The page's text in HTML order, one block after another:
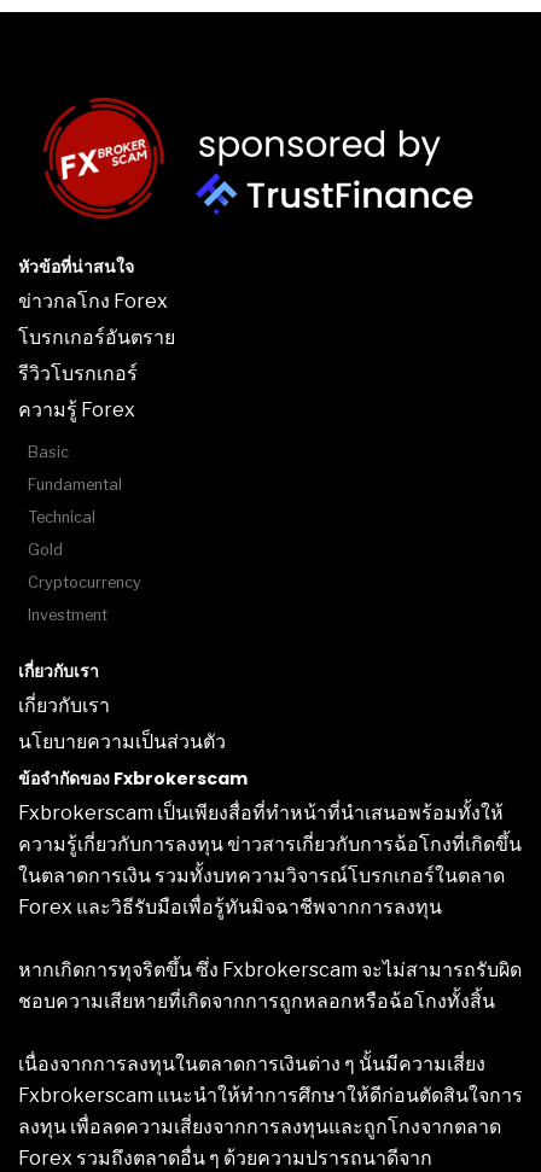
หัวข้อที่น่าสนใจ
ข่าวกลโกง Forex
โบรกเกอร์อันตราย
รีวิวโบรกเกอร์
ความรู้ Forex
Basic
Fundamental
Technical
Gold
Cryptocurrency
Investment
เกี่ยวกับเรา
เกี่ยวกับเรา
นโยบายความเป็นส่วนตัว
ข้อจำกัดของ Fxbrokerscam
Fxbrokerscam เป็นเพียงสื่อที่ทำหน้าที่นำเสนอพร้อมทั้งให้
ความรู้เกี่ยวกับการลงทุน ข่าวสารเกี่ยวกับการฉ้อโกงที่เกิดขึ้น
ในตลาดการเงิน รวมทั้งบทความวิจารณ์โบรกเกอร์ในตลาด
Forex และวิธีรับมือเพื่อรู้ทันมิจฉาชีพจากการลงทุน
หากเกิดการทุจริตขึ้น ซึ่ง Fxbrokerscam จะไม่สามารถรับผิด
ชอบความเสียหายที่เกิดจากการถูกหลอกหรือฉ้อโกงทั้งสิ้น
เนื่องจากการลงทุนในตลาดการเงินต่าง ๆ นั้นมีความเสี่ยง
Fxbrokerscam แนะนำให้ทำการศึกษาให้ดีก่อนตัดสินใจการ
ลงทุน เพื่อลดความเสี่ยงจากการลงทุนและถูกโกงจากตลาด
Forex รวมถึงตลาดอื่น ๆ ด้วยความปรารถนาดีจาก